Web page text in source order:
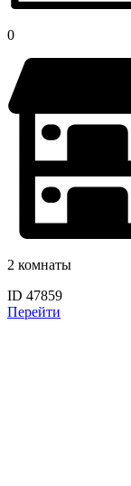
0
2 комнаты
ID 47859
Перейти